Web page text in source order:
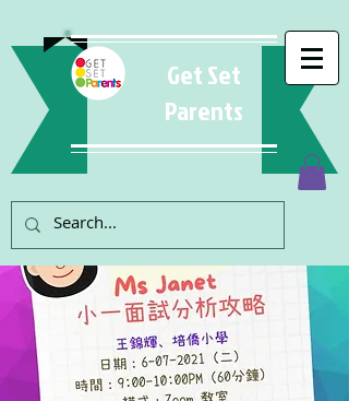
Get Set
Parents